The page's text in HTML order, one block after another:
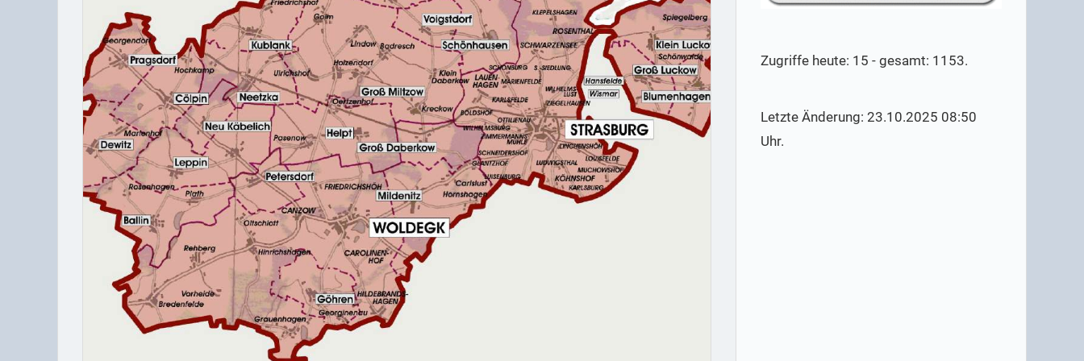
Zugriffe heute: 15 - gesamt: 1153.
Letzte Änderung: 23.10.2025 08:50
Uhr.